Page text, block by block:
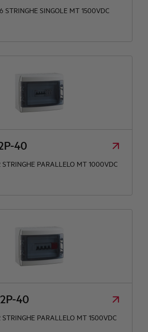
STRINGHE SINGOLE MT 1500VDC
40
PARALLELO MT 1000VDC
40
PARALLELO MT 1500VDC